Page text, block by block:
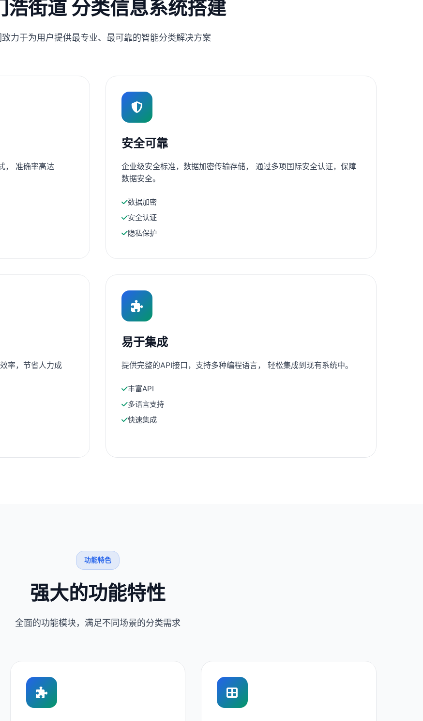
浩街道 分类信息系统搭建
致力于为用户提供最专业、最可靠的智能分类解决方案
， 准确率高达
安全可靠
企业级安全标准，数据加密传输存储， 通过多项国际安全认证，保障
数据安全。
数据加密
安全认证
隐私保护
率，节省人力成
易于集成
提供完整的API接口，支持多种编程语言， 轻松集成到现有系统中。
丰富API
多语言支持
快速集成
功能特色
强大的功能特性
全面的功能模块，满足不同场景的分类需求